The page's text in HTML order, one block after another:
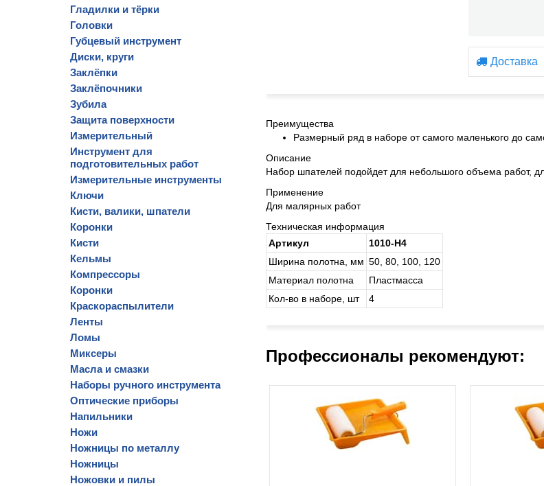
Гладилки и тёрки
Головки
Губцевый инструмент
Диски, круги
Заклёпки
Заклёпочники
Зубила
Защита поверхности
Измерительный
Инструмент для
подготовительных работ
Измерительные инструменты
Ключи
Кисти, валики, шпатели
Коронки
Кисти
Кельмы
Компрессоры
Коронки
Краскораспылители
Ленты
Ломы
Миксеры
Масла и смазки
Наборы ручного инструмента
Оптические приборы
Напильники
Ножи
Ножницы по металлу
Ножницы
Ножовки и пилы
Доставка
Преимущества
Размерный ряд в наборе от самого маленького до
Описание
Набор шпателей подойдет для небольшого объема работ,
Применение
Для малярных работ
Техническая информация
Артикул
1010-H4
Ширина полотна, мм 50, 80, 100, 120
Материал полотна
Пласт­мас­са
Кол-во в наборе, шт
4
Профессионалы рекомендуют: